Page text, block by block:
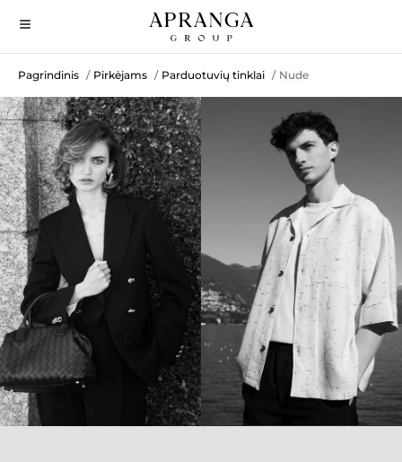
Pagrindinis / Pirkėjams / Parduotuvių tinklai / Nude